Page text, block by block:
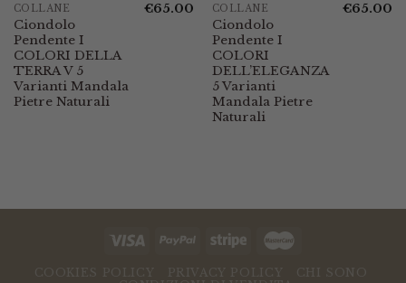
COLLANE
Ciondolo
Pendente I
COLORI DELLA
TERRA V 5
Varianti Mandala
Pietre Naturali
€65.00 COLLANE
Ciondolo
Pendente I
COLORI
DELL’ELEGANZA
5 Varianti
Mandala Pietre
Naturali
€65.00